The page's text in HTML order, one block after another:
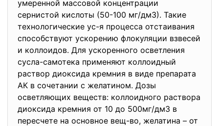
умеренной массовой концентрации
сернистой кислоты (50-100 мг/дм3). Такие
технологические ус-я процесса отстаивания
способствуют ускорению флокуляции взвесей
и коллоидов. Для ускоренного осветления
сусла-самотека применяют коллоидный
раствор диоксида кремния в виде препарата
АК в сочетании с желатином. Дозы
осветляющих веществ: коллоидного раствора
диоксида кремния от 10 до 500мг/дм3 в
пересчете на основное вещ-во, желатина – от